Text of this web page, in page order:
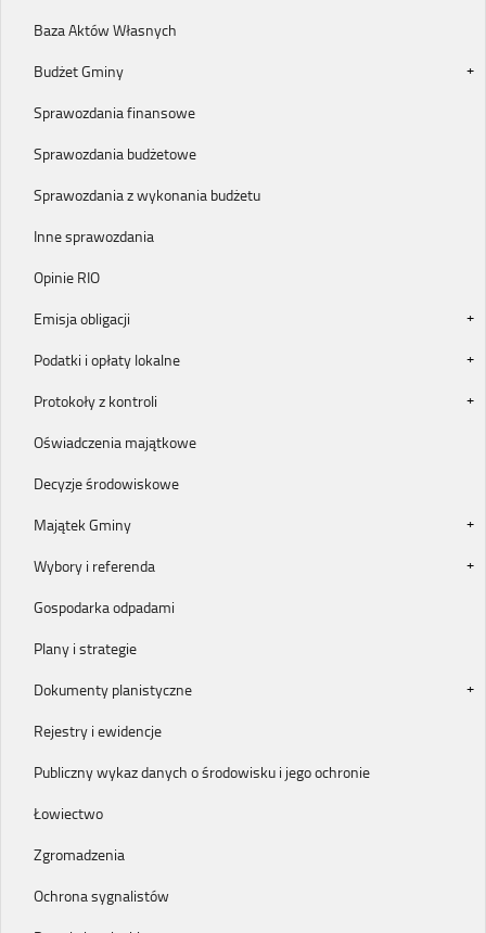
Baza Aktów Własnych
Budżet Gminy
Sprawozdania finansowe
Sprawozdania budżetowe
Sprawozdania z wykonania budżetu
Inne sprawozdania
Opinie RIO
Emisja obligacji
Podatki i opłaty lokalne
Protokoły z kontroli
Oświadczenia majątkowe
Decyzje środowiskowe
Majątek Gminy
Wybory i referenda
Gospodarka odpadami
Plany i strategie
Dokumenty planistyczne
Rejestry i ewidencje
Publiczny wykaz danych o środowisku i jego ochronie
Łowiectwo
Zgromadzenia
Ochrona sygnalistów